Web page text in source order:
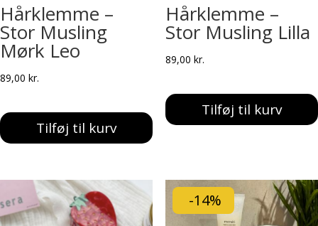
Hårklemme –
Stor Musling
Mørk Leo
89,00 kr.
Tilføj til kurv
Hårklemme –
Stor Musling Lilla
89,00 kr.
Tilføj til kurv
-14%